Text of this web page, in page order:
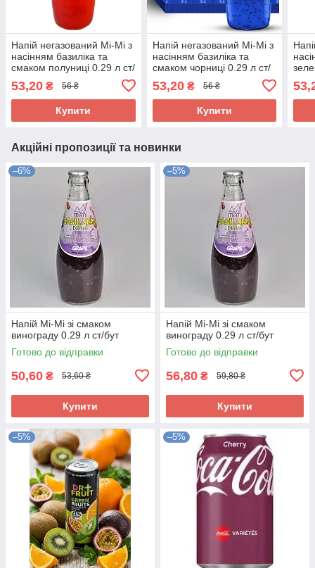
Напій негазований Mi-Mi з
насінням базиліка та
смаком полуниці 0.29 л ст/
53,20 ₴ 56 ₴
Купити
Напій негазований Mi-Mi з
насінням базиліка та
смаком чорниці 0.29 л ст/
53,20₴ 56 ₴
Купити
Акційні пропозиції та новинки
–6%
Напій Mi-Mi зі смаком
винограду 0.29 л ст/бут
Готово до відправки
50,60 ₴ 53,60 ₴
Купити
–5%
Напій Mi-Mi зі смаком
винограду 0.29 л ст/бут
Готово до відправки
56,80 ₴ 59,80 ₴
Купити
–5% –5%